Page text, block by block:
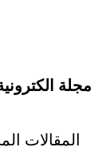
مجلة
المقالات